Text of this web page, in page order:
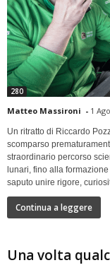
280
Matteo Massironi - 1
Un ritratto di Riccardo
scomparso
straordinario percorso
lunari, fino alla
saputo unire rigore,
Continua a leggere
Una volta